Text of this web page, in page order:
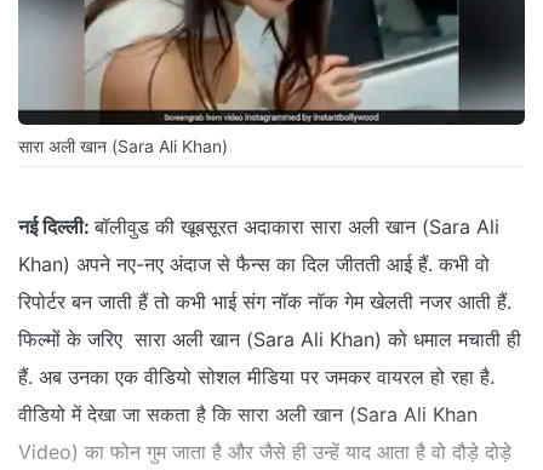
सारा अली खान (Sara Ali Khan)
नई दिल्ली: बॉलीवुड की खूबसूरत अदाकारा सारा अली खान (Sara Ali
Khan) अपने नए-नए अंदाज से फैन्स का दिल जीतती आई हैं. कभी वो
रिपोर्टर बन जाती हैं तो कभी भाई संग नॉक नॉक गेम खेलती नजर आती हैं.
फिल्मों के जरिए सारा अली खान (Sara Ali Khan) को धमाल मचाती ही
हैं. अब उनका एक वीडियो सोशल मीडिया पर जमकर वायरल हो रहा है.
वीडियो में देखा जा सकता है कि सारा अली खान (Sara Ali Khan
Video) का फोन गुम जाता है और जैसे ही उन्हें याद आता है वो दौड़े दोड़े